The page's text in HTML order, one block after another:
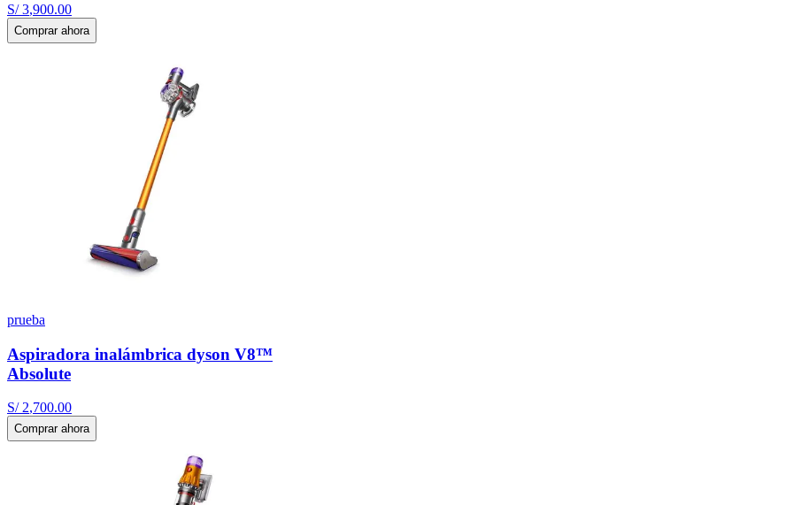
S/ 3,900.00
Comprar ahora
prueba
Aspiradora inalámbrica dyson V8™
Absolute
S/ 2,700.00
Comprar ahora